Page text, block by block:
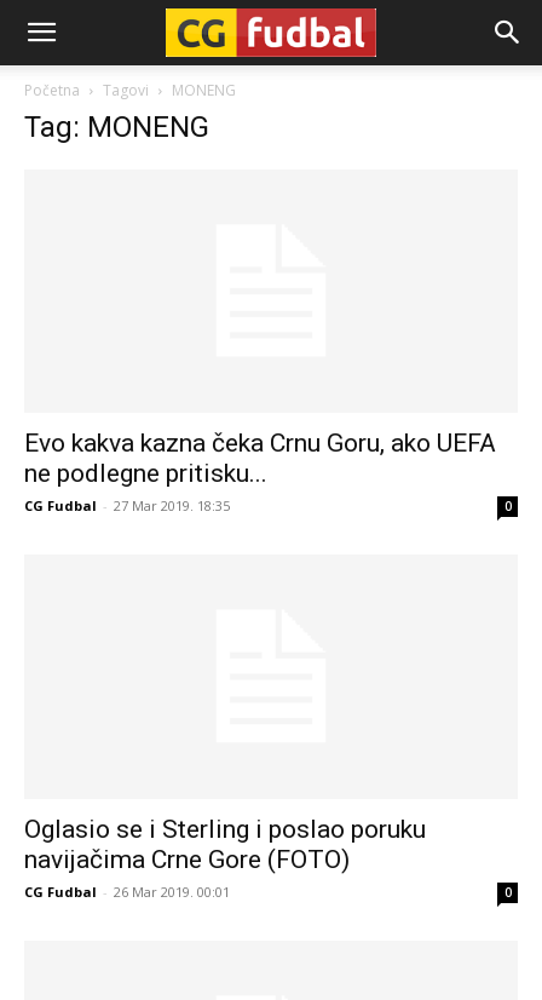
CG-
Fudbal
Početna Tagovi MONENG
Tag: MONENG
Evo kakva kazna čeka Crnu Goru, ako UEFA
ne podlegne pritisku...
CG Fudbal - 27 Mar 2019. 18:35 0
Oglasio se i Sterling i poslao poruku
navijačima Crne Gore (FOTO)
CG Fudbal - 26 Mar 2019. 00:01 0